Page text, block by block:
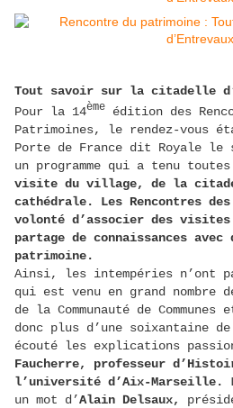
Tout savoir sur la citadelle
Pour la 14ème édition des
Patrimoines, le rendez-vous
Porte de France dit Royale le
un programme qui a tenu
visite du village, de la
cathédrale. Les Rencontres
volonté d’associer des
partage de connaissances
patrimoine.
Ainsi, les intempéries n’ont
qui est venu en grand
de la Communauté de
donc plus d’une soixantaine
écouté les explications
Faucherre, professeur
l’université d’Aix-Marseille.
un mot d’Alain Delsaux,